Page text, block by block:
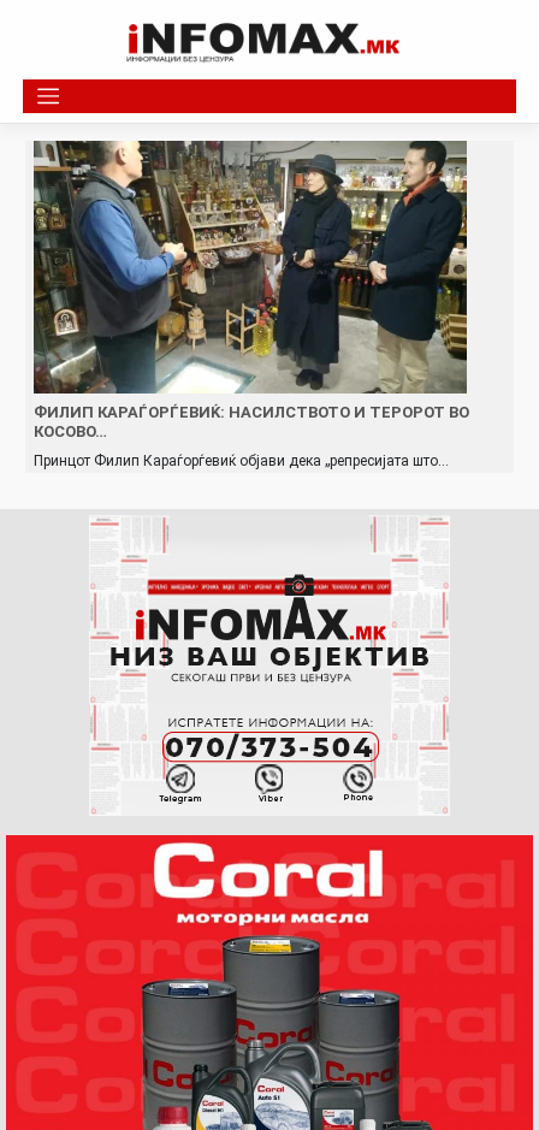
ФИЛИП КАРАЃОРЃЕВИЌ: НАСИЛСТВОТО И ТЕРОРОТ ВО
КОСОВО…
Принцот Филип Караѓорѓевиќ објави дека „репресијата што…